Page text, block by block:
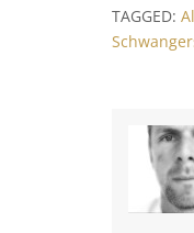
r
a
o
u
TAGGED: